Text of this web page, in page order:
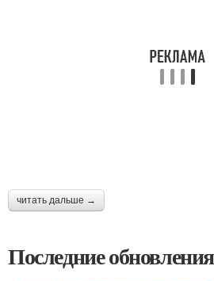
читать дальше →
Последние